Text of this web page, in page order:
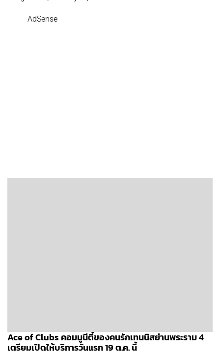
AdSense
Ace of Clubs คอมมูนีตี้ของคนรักเทนนิสย่านพระราม 4
เตรียมเปิดให้บริการวันแรก 19 ต.ค. นี้